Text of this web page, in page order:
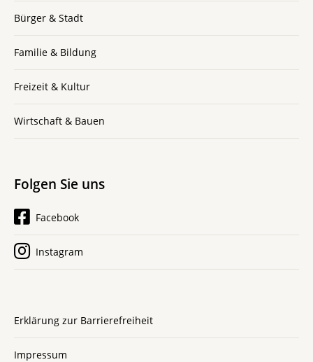
Bürger & Stadt
Familie & Bildung
Freizeit & Kultur
Wirtschaft & Bauen
Folgen Sie uns
Facebook
Instagram
Erklärung zur Barrierefreiheit
Impressum